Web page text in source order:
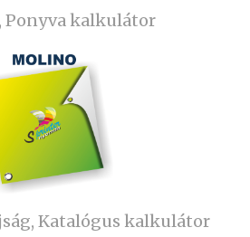
Ponyva kalkulátor
Katalógus kalkulátor